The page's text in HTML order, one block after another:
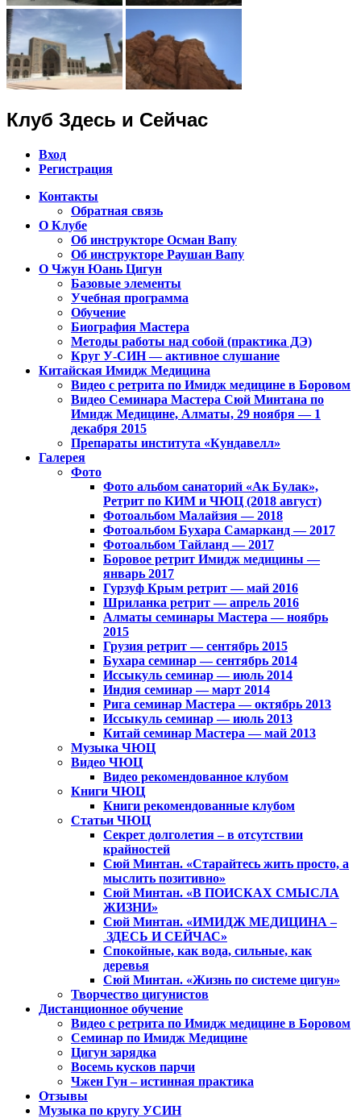
Клуб Здесь и Сейчас
Вход
Регистрация
Клуб Чжун Юань Цигун в городах
Алматы, Астана, Павлодар,
Петропавловск, Экибастуз, Бишкек…
Контакты
Обратная связь
О Клубе
Об инструкторе Осман Вапу
Об инструкторе Раушан Вапу
О Чжун Юань Цигун
Базовые элементы
Учебная программа
Обучение
Биография Мастера
Методы работы над собой (практика ДЭ)
Круг У-СИН — активное слушание
Китайская Имидж Медицина
Видео с ретрита по Имидж медицине в Боровом
Видео Семинара Мастера Сюй Минтана по
Имидж Медицине, Алматы, 29 ноября — 1
декабря 2015
Препараты института «Кундавелл»
Галерея
Фото
Фото альбом санаторий «Ак Булак»,
Ретрит по КИМ и ЧЮЦ (2018 август)
Фотоальбом Малайзия — 2018
Фотоальбом Бухара Самарканд — 2017
Фотоальбом Тайланд — 2017
Боровое ретрит Имидж медицины —
январь 2017
Гурзуф Крым ретрит — май 2016
Шриланка ретрит — апрель 2016
Алматы семинары Мастера — ноябрь
2015
Грузия ретрит — сентябрь 2015
Бухара семинар — сентябрь 2014
Иссыкуль семинар — июль 2014
Индия семинар — март 2014
Рига семинар Мастера — октябрь 2013
Иссыкуль семинар — июль 2013
Китай семинар Мастера — май 2013
Музыка ЧЮЦ
Видео ЧЮЦ
Видео рекомендованное клубом
Книги ЧЮЦ
Книги рекомендованные клубом
Статьи ЧЮЦ
Секрет долголетия – в отсутствии
крайностей
Сюй Минтан. «Старайтесь жить просто, а
мыслить позитивно»
Сюй Минтан. «В ПОИСКАХ СМЫСЛА
ЖИЗНИ»
Сюй Минтан. «ИМИДЖ МЕДИЦИНА –
ЗДЕСЬ И СЕЙЧАС»
Спокойные, как вода, сильные, как
деревья
Сюй Минтан. «Жизнь по системе цигун»
Творчество цигунистов
Дистанционное обучение
Видео с ретрита по Имидж медицине в Боровом
Семинар по Имидж Медицине
Цигун зарядка
Восемь кусков парчи
Чжен Гун – истинная практика
Отзывы
Музыка по кругу УСИН